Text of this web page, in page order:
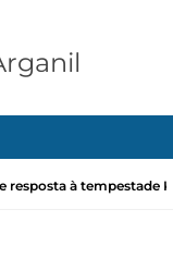
resposta à tempestade